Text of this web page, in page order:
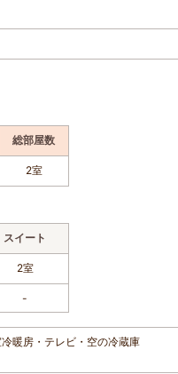
総部屋数
2室
スイート
2室
-
暖房・テレビ・空の冷蔵庫